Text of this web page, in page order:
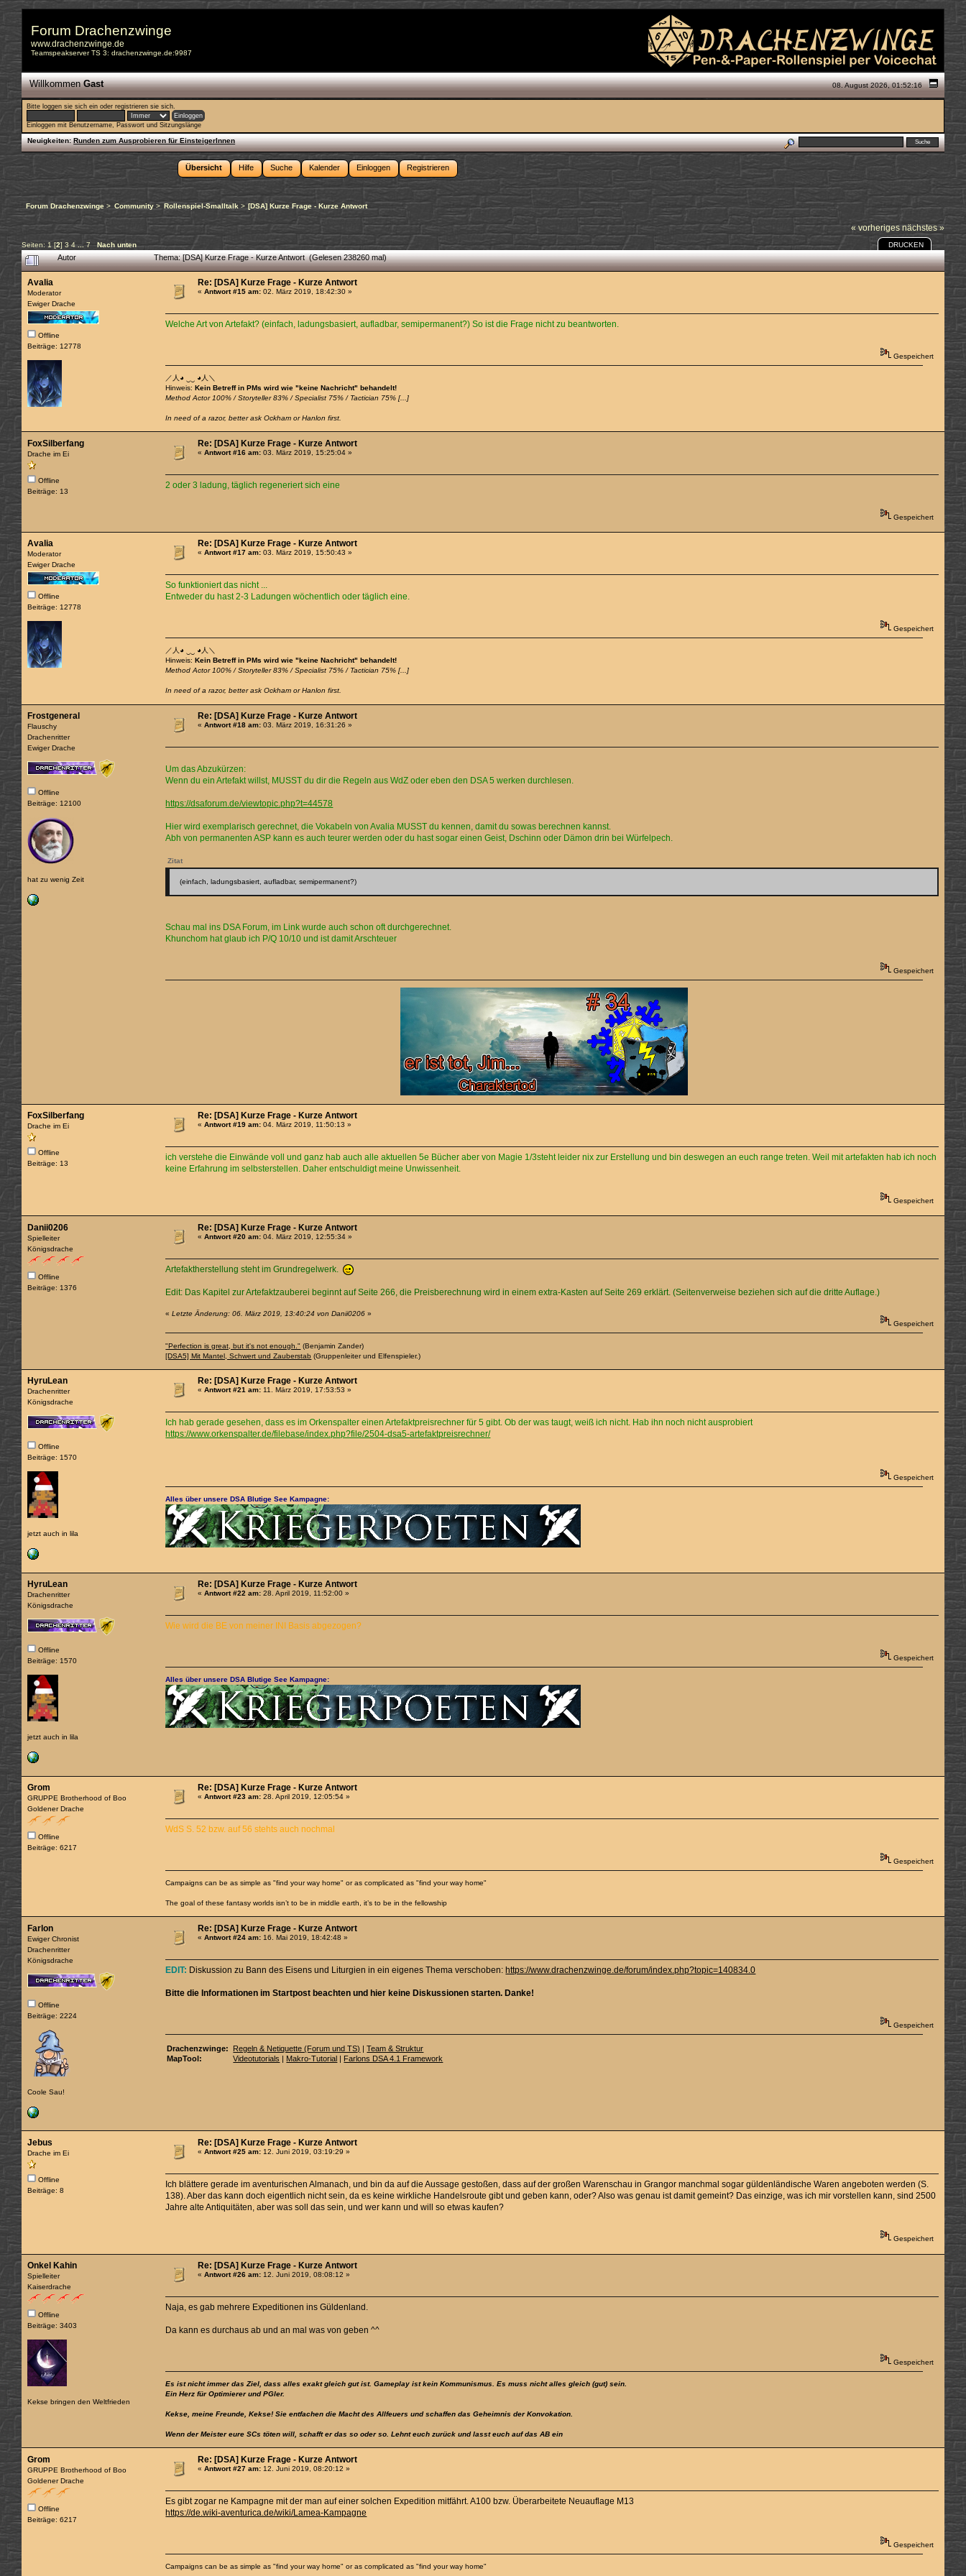
Forum Drachenzwinge
www.drachenzwinge.de
Teamspeakserver TS 3: drachenzwinge.de:9987
08. August 2026, 01:52:16
WillkommenGast
Bitte loggen sie sich ein oderregistrieren sie sich.
Einloggen mit Benutzername, Passwort und Sitzungslänge
Neuigkeiten: Runden zum Ausprobieren für EinsteigerInnen
Übersicht Hilfe Suche Kalender Einloggen Registrieren
Forum Drachenzwinge > Community> Rollenspiel-Smalltalk > [DSA] Kurze Frage - Kurze Antwort
« vorheriges nächstes »
Seiten: 1[2] 3 4 ...7 Nach unten DRUCKEN
Autor Thema: [DSA] Kurze Frage - Kurze Antwort (Gelesen 238260 mal)
Avalia
Moderator
Ewiger Drache
Offline
Beiträge: 12778
Re: [DSA] Kurze Frage - Kurze Antwort
«Antwort #15 am: 02. März 2019, 18:42:30 »
Welche Art von Artefakt? (einfach, ladungsbasiert, aufladbar, semipermanent?) So ist die Frage nicht zu beantworten.
Gespeichert
／人◕ ‿‿ ◕人＼
Hinweis:Kein Betreff in PMs wird wie "keine Nachricht" behandelt!
Method Actor 100% / Storyteller 83% / Specialist 75% / Tactician 75% [...]
In need of a razor, better ask Ockham or Hanlon first.
FoxSilberfang
Drache im Ei
Offline
Beiträge: 13
Re: [DSA] Kurze Frage - Kurze Antwort
«Antwort #16 am: 03. März 2019, 15:25:04 »
2 oder 3 ladung, täglich regeneriert sich eine
Gespeichert
Avalia
Moderator
Ewiger Drache
Offline
Beiträge: 12778
Re: [DSA] Kurze Frage - Kurze Antwort
«Antwort #17 am: 03. März 2019, 15:50:43 »
So funktioniert das nicht ...
Entweder du hast 2-3 Ladungen wöchentlich oder täglich eine.
Gespeichert
／人◕ ‿‿ ◕人＼
Hinweis: Kein Betreff in PMs wird wie "keine Nachricht" behandelt!
Method Actor 100% / Storyteller 83% / Specialist 75% / Tactician 75% [...]
In need of a razor, better ask Ockham or Hanlon first.
Frostgeneral
Flauschy
Drachenritter
Ewiger Drache
Offline
Beiträge: 12100
hat zu wenig Zeit
Re: [DSA] Kurze Frage - Kurze Antwort
«Antwort #18 am: 03. März 2019, 16:31:26 »
Um das Abzukürzen:
Wenn du ein Artefakt willst, MUSST du dir die Regeln aus WdZ oder eben den DSA 5 werken durchlesen.
https://dsaforum.de/viewtopic.php?t=44578
Hier wird exemplarisch gerechnet, die Vokabeln von Avalia MUSST du kennen, damit du sowas berechnen kannst.
Abh von permanenten ASP kann es auch teurer werden oder du hast sogar einen Geist, Dschinn oder Dämon drin bei Würfelpech.
Zitat
(einfach, ladungsbasiert, aufladbar, semipermanent?)
Schau mal ins DSA Forum, im Link wurde auch schon oft durchgerechnet.
Khunchom hat glaub ich P/Q 10/10 und ist damit Arschteuer
Gespeichert
FoxSilberfang
Drache im Ei
Offline
Beiträge: 13
Re: [DSA] Kurze Frage - Kurze Antwort
«Antwort #19 am: 04. März 2019, 11:50:13 »
ich verstehe die Einwände voll und ganz hab auch alle aktuellen 5e Bücher aber von Magie 1/3steht leider nix zur Erstellung und bin deswegen an euch range treten. Weil mit artefakten hab ich noch
keine Erfahrung im selbsterstellen. Daher entschuldigt meine Unwissenheit.
Gespeichert
Danii0206
Spielleiter
Königsdrache
Offline
Beiträge: 1376
Re: [DSA] Kurze Frage - Kurze Antwort
«Antwort #20 am: 04. März 2019, 12:55:34 »
Artefaktherstellung steht im Grundregelwerk.
Edit: Das Kapitel zur Artefaktzauberei beginnt auf Seite 266, die Preisberechnung wird in einem extra-Kasten auf Seite 269 erklärt. (Seitenverweise beziehen sich auf die dritte Auflage.)
«Letzte Änderung: 06. März 2019, 13:40:24 von Danii0206 »
Gespeichert
"Perfection is great, but it's not enough." (Benjamin Zander)
[DSA5] Mit Mantel, Schwert und Zauberstab (Gruppenleiter und Elfenspieler.)
HyruLean
Drachenritter
Königsdrache
Offline
Beiträge: 1570
jetzt auch in lila
Re: [DSA] Kurze Frage - Kurze Antwort
«Antwort #21 am: 11. März 2019, 17:53:53 »
Ich hab gerade gesehen, dass es im Orkenspalter einen Artefaktpreisrechner für 5 gibt. Ob der was taugt, weiß ich nicht. Hab ihn noch nicht ausprobiert
https://www.orkenspalter.de/filebase/index.php?file/2504-dsa5-artefaktpreisrechner/
Gespeichert
Alles über unsere DSA Blutige See Kampagne:
HyruLean
Drachenritter
Königsdrache
Offline
Beiträge: 1570
jetzt auch in lila
Re: [DSA] Kurze Frage - Kurze Antwort
«Antwort #22 am: 28. April 2019, 11:52:00 »
Wie wird die BE von meiner INI Basis abgezogen?
Gespeichert
Alles über unsere DSA Blutige See Kampagne:
Grom
GRUPPE Brotherhood of Boo
Goldener Drache
Offline
Beiträge: 6217
Re: [DSA] Kurze Frage - Kurze Antwort
«Antwort #23 am: 28. April 2019, 12:05:54 »
WdS S. 52 bzw. auf 56 stehts auch nochmal
Gespeichert
Campaigns can be as simple as "find your way home" or as complicated as "find your way home"
The goal of these fantasy worlds isn’t to be in middle earth, it’s to be in the fellowship
Farlon
Ewiger Chronist
Drachenritter
Königsdrache
Offline
Beiträge: 2224
Coole Sau!
Re: [DSA] Kurze Frage - Kurze Antwort
«Antwort #24 am: 16. Mai 2019, 18:42:48 »
EDIT: Diskussion zu Bann des Eisens und Liturgien in ein eigenes Thema verschoben:https://www.drachenzwinge.de/forum/index.php?topic=140834.0
Bitte die Informationen im Startpost beachten und hier keine Diskussionen starten. Danke!
Gespeichert
Drachenzwinge:
MapTool:
Regeln & Netiquette (Forum und TS) |Team & Struktur
Videotutorials | Makro-Tutorial | Farlons DSA 4.1 Framework
Jebus
Drache im Ei
Offline
Beiträge: 8
Re: [DSA] Kurze Frage - Kurze Antwort
«Antwort #25 am: 12. Juni 2019, 03:19:29 »
Ich blättere gerade im aventurischen Almanach, und bin da auf die Aussage gestoßen, dass auf der großen Warenschau in Grangor manchmal sogar güldenländische Waren angeboten werden (S.
138). Aber das kann doch eigentlich nicht sein, da es keine wirkliche Handelsroute gibt und geben kann, oder? Also was genau ist damit gemeint? Das einzige, was ich mir vorstellen kann, sind 2500
Jahre alte Antiquitäten, aber was soll das sein, und wer kann und will so etwas kaufen?
Gespeichert
Onkel Kahin
Spielleiter
Kaiserdrache
Offline
Beiträge: 3403
Kekse bringen den Weltfrieden
Re: [DSA] Kurze Frage - Kurze Antwort
«Antwort #26 am: 12. Juni 2019, 08:08:12 »
Naja, es gab mehrere Expeditionen ins Güldenland.
Da kann es durchaus ab und an mal was von geben ^^
Gespeichert
Es ist nicht immer das Ziel, dass alles exakt gleich gut ist. Gameplay ist kein Kommunismus. Es muss nicht alles gleich (gut) sein.
Ein Herz für Optimierer und PGler.
Kekse, meine Freunde, Kekse! Sie entfachen die Macht des Allfeuers und schaffen das Geheimnis der Konvokation.
Wenn der Meister eure SCs töten will, schafft er das so oder so. Lehnt euch zurück und lasst euch auf das AB ein
Grom
GRUPPE Brotherhood of Boo
Goldener Drache
Offline
Beiträge: 6217
Re: [DSA] Kurze Frage - Kurze Antwort
«Antwort #27 am: 12. Juni 2019, 08:20:12 »
Es gibt zogar ne Kampagne mit der man auf einer solchen Expedition mitfährt. A100 bzw. Überarbeitete Neuauflage M13
https://de.wiki-aventurica.de/wiki/Lamea-Kampagne
Gespeichert
Campaigns can be as simple as "find your way home" or as complicated as "find your way home"